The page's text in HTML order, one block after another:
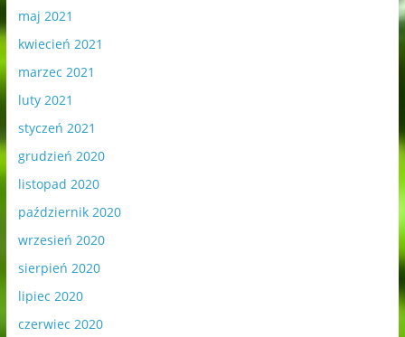
maj 2021
kwiecień 2021
marzec 2021
luty 2021
styczeń 2021
grudzień 2020
listopad 2020
październik 2020
wrzesień 2020
sierpień 2020
lipiec 2020
czerwiec 2020